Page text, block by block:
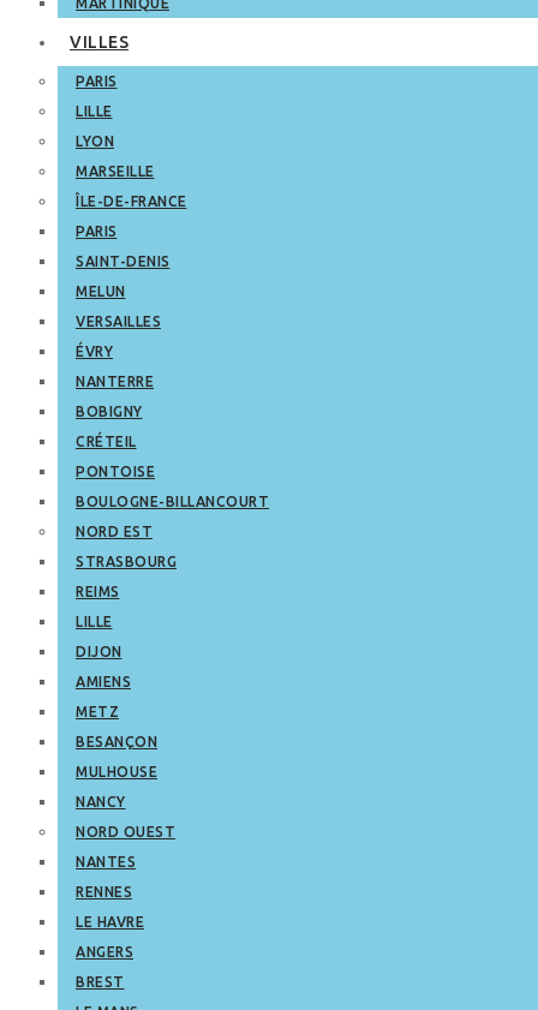
VILLES
PARIS
LILLE
LYON
MARSEILLE
ÎLE-DE-FRANCE
PARIS
SAINT-DENIS
MELUN
VERSAILLES
ÉVRY
NANTERRE
BOBIGNY
CRÉTEIL
PONTOISE
BOULOGNE-BILLANCOURT
NORD EST
STRASBOURG
REIMS
LILLE
DIJON
AMIENS
METZ
BESANÇON
MULHOUSE
NANCY
NORD OUEST
NANTES
RENNES
LE HAVRE
ANGERS
BREST